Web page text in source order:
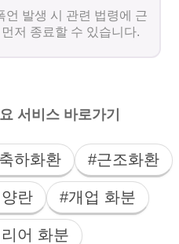
발생 시 관련 법령에 근
저 종료할 수 있습니다.
서비스 바로가기
하화환 #근조화환
란 #개업 화분
어 화분